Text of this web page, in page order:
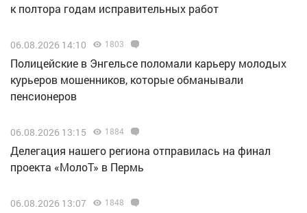
к полтора годам исправительных работ
06.08.2026 14:10 1803
Полицейские в Энгельсе поломали карьеру молодых
курьеров мошенников, которые обманывали
пенсионеров
06.08.2026 13:15 1884
Делегация нашего региона отправилась на финал
проекта «МолоТ» в Пермь
06.08.2026 13:07 1848